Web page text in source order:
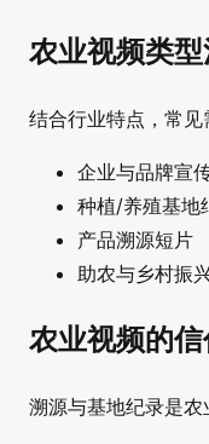
农业视频类
结合行业特点，常见
企业与品牌宣
种植/养殖基地
产品溯源短片
助农与乡村振
农业视频的
溯源与基地纪录是农